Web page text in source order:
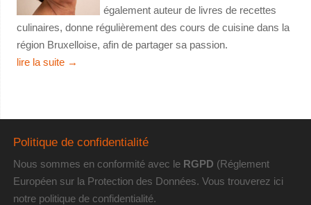
également auteur de livres de recettes
culinaires, donne régulièrement des cours de cuisine dans la
région Bruxelloise, afin de partager sa passion.
lire la suite →
Politique de confidentialité
Nous sommes en conformité avec le RGPD (Réglement
Européen sur la Protection des Données. Vous trouverez ici
notre politique de confidentialité.